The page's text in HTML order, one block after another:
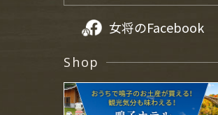
女将のFacebook
Shop